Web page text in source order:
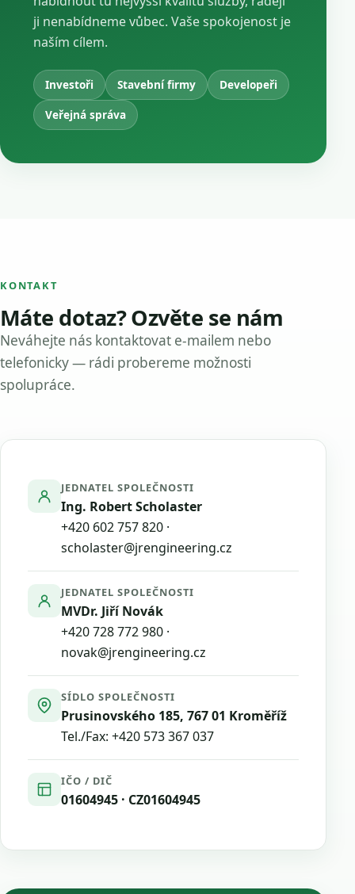
ji nenabídneme vůbec. Vaše spokojenost je
naším cílem.
Investoři Stavební firmy
Developeři
Veřejná správa
KONTAKT
Máte dotaz? Ozvěte se nám
Neváhejte nás kontaktovat e-mailem nebo
telefonicky — rádi probereme možnosti
spolupráce.
JEDNATEL SPOLEČNOSTI
Ing. Robert Scholaster
+420 602 757 820 ·
scholaster@jrengineering.cz
JEDNATEL SPOLEČNOSTI
MVDr. Jiří Novák
+420 728 772 980 ·
novak@jrengineering.cz
SÍDLO SPOLEČNOSTI
Prusinovského 185, 767 01 Kroměříž
Tel./Fax: +420 573 367 037
IČO / DIČ
01604945 · CZ01604945